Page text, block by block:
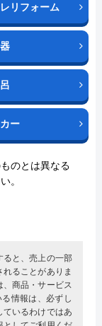
レリフォーム
ー
のとは異なる
。
と、売上の一部
ることがありま
商品・サービス
情報は、必ずし
ているわけではあ